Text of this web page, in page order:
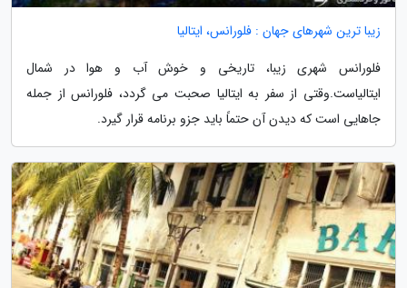
زیبا ترین شهرهای جهان : فلورانس، ایتالیا
فلورانس شهری زیبا، تاریخی و خوش آب و هوا در شمال
ایتالیاست.وقتی از سفر به ایتالیا صحبت می گردد، فلورانس از جمله
جاهایی است که دیدن آن حتماً باید جزو برنامه قرار گیرد.